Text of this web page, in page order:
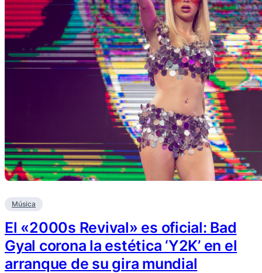
Música
El «2000s Revival» es oficial: Bad
Gyal corona la estética ‘Y2K’ en el
arranque de su gira mundial